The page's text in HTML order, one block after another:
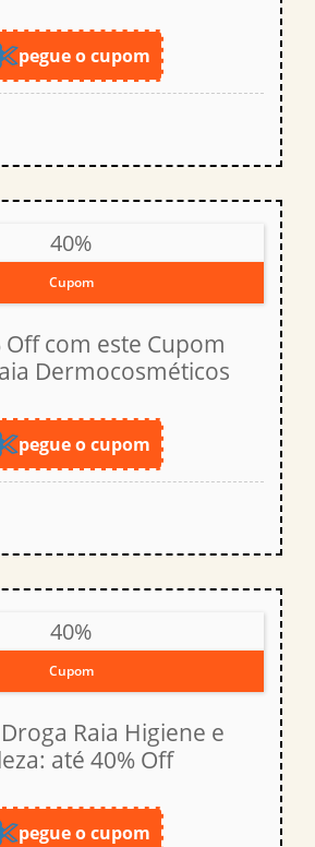
pegue o cupom
40%
Cupom
Off com este Cupom
Dermocosméticos
pegue o cupom
40%
Cupom
Raia Higiene e
até 40% Off
pegue o cupom